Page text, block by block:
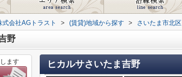
会社AGトラスト > (賃貸)地域から探す > さいたま市北区
野
ヒカルサさいたま吉野
ます